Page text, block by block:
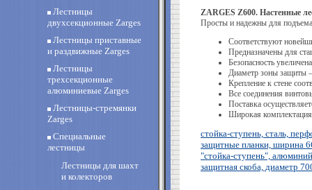
Лестницы
двухсекционные Zarges
Лестницы приставные
и раздвижные Zarges
Лестницы
трехсекционные
алюминиевые Zarges
Лестницы-стремянки
Zarges
Специальные
лестницы
Лестницы для шахт
и колекторов
ZARGES Z600. Настенные
Просты и надежны для
Соответствуют
Предназначены для
Безопасность
Диаметр зоны защиты
Крепление к стене
Все соединения
Поставка
Широкая
стойка-ступень, сталь,
защитные планки, ширина
"стойка-ступень",
защитная скоба, диаметр